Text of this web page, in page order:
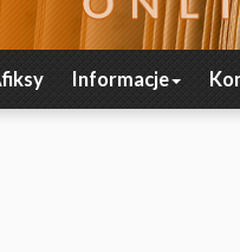
Informacje